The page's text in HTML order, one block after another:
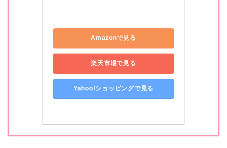
Amazonで見る
楽天市場で見る
Yahoo!ショッピングで見る